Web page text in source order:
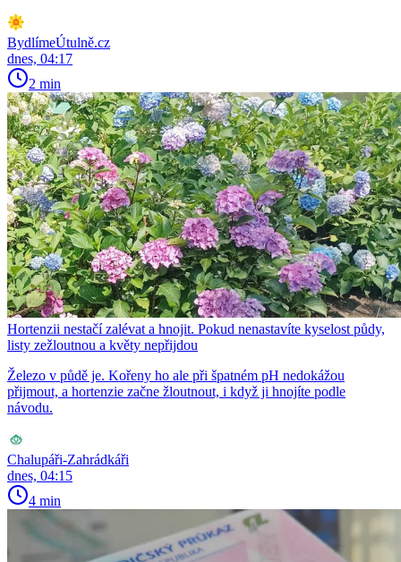
BydlímeÚtulně.cz
dnes, 04:17
2 min
Hortenzii nestačí zalévat a hnojit. Pokud nenastavíte kyselost půdy,
listy zežloutnou a květy nepřijdou
Železo v půdě je. Kořeny ho ale při špatném pH nedokážou
přijmout, a hortenzie začne žloutnout, i když ji hnojíte podle
návodu.
Chalupáři-Zahrádkáři
dnes, 04:15
4 min